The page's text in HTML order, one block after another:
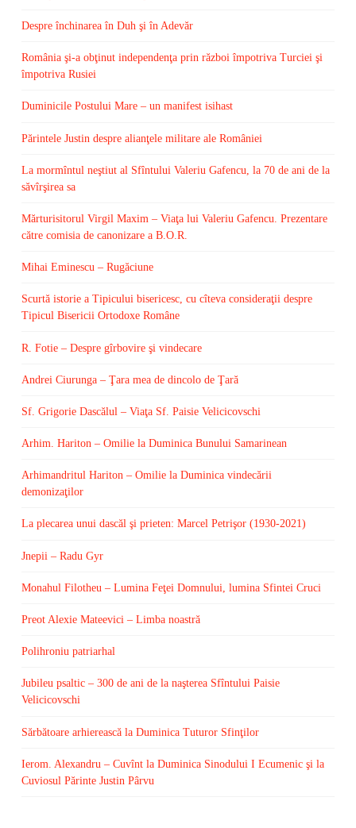
Despre închinarea în Duh şi în Adevăr
România şi-a obţinut independenţa prin război împotriva Turciei şi
împotriva Rusiei
Duminicile Postului Mare – un manifest isihast
Părintele Justin despre alianţele militare ale României
La mormîntul neştiut al Sfîntului Valeriu Gafencu, la 70 de ani de la
săvîrşirea sa
Mărturisitorul Virgil Maxim – Viaţa lui Valeriu Gafencu. Prezentare
către comisia de canonizare a B.O.R.
Mihai Eminescu – Rugăciune
Scurtă istorie a Tipicului bisericesc, cu cîteva consideraţii despre
Tipicul Bisericii Ortodoxe Române
R. Fotie – Despre gîrbovire şi vindecare
Andrei Ciurunga – Ţara mea de dincolo de Ţară
Sf. Grigorie Dascălul – Viaţa Sf. Paisie Velicicovschi
Arhim. Hariton – Omilie la Duminica Bunului Samarinean
Arhimandritul Hariton – Omilie la Duminica vindecării
demonizaţilor
La plecarea unui dascăl şi prieten: Marcel Petrişor (1930-2021)
Jnepii – Radu Gyr
Monahul Filotheu – Lumina Feţei Domnului, lumina Sfintei Cruci
Preot Alexie Mateevici – Limba noastră
Polihroniu patriarhal
Jubileu psaltic – 300 de ani de la naşterea Sfîntului Paisie
Velicicovschi
Sărbătoare arhierească la Duminica Tuturor Sfinţilor
Ierom. Alexandru – Cuvînt la Duminica Sinodului I Ecumenic şi la
Cuviosul Părinte Justin Pârvu